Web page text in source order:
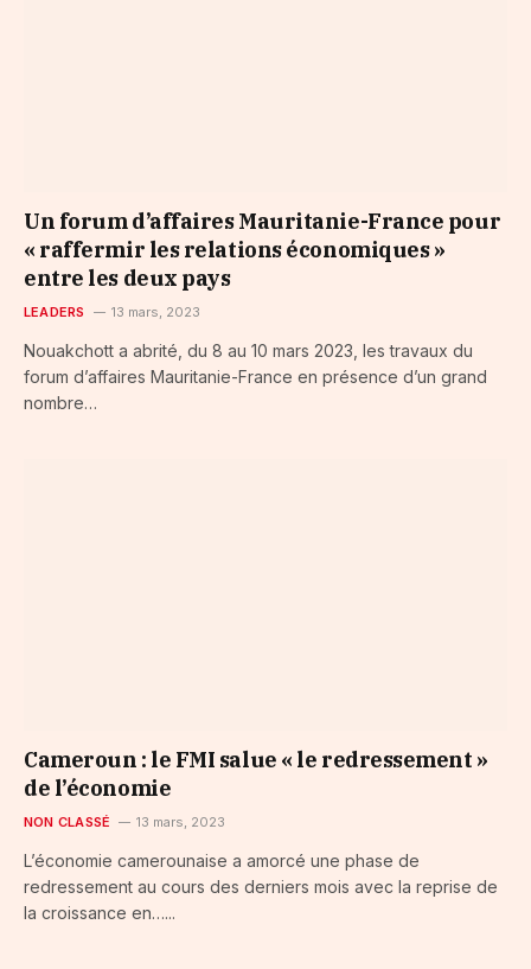
Un forum d’affaires Mauritanie-France pour
« raffermir les relations économiques »
entre les deux pays
LEADERS 13 mars, 2023
Nouakchott a abrité, du 8 au 10 mars 2023, les travaux du
forum d’affaires Mauritanie-France en présence d’un grand
nombre…
Cameroun : le FMI salue « le redressement »
de l’économie
NON CLASSÉ 13 mars, 2023
L’économie camerounaise a amorcé une phase de
redressement au cours des derniers mois avec la reprise de
la croissance en…...